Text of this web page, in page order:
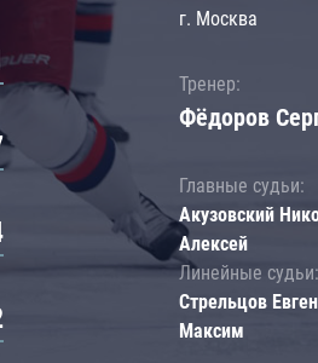
г. Москва
Тренер:
Фёдоров
Главные судьи:
Акузовский
Алексей
Линейные судьи:
Стрельцов
Максим